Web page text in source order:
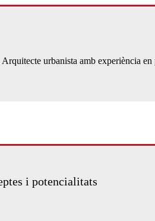
urbanista amb experiència en
i potencialitats